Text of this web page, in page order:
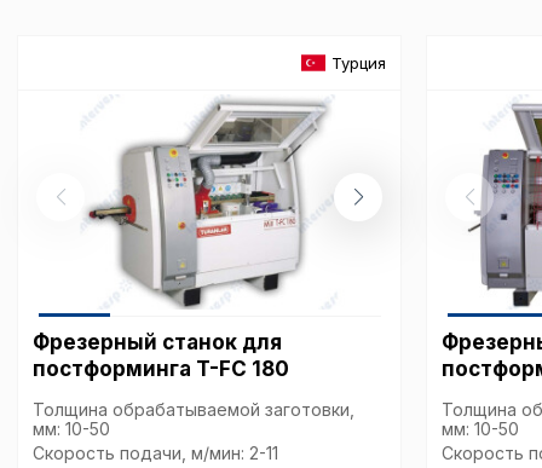
Турция
Фрезерный станок для
постформинга T-FC 180
Толщина обрабатываемой заготовки,
мм: 10-50
Скорость подачи, м/мин: 2-11
Толщина
мм: 10-50
Скорость
согласие. Вы вправе
согласие) в любое
путем перехода по
верхней части
Перед тем как
параметров
можете ознакомиться с
обработки
списком файлов cookie,
описание и сроки
Технические
cookie-файлы